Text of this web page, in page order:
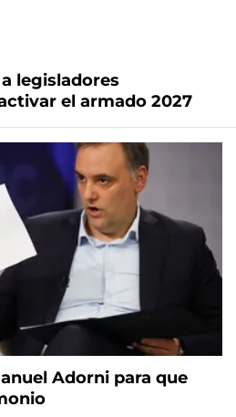
legisladores
el armado 2027
Adorni para que